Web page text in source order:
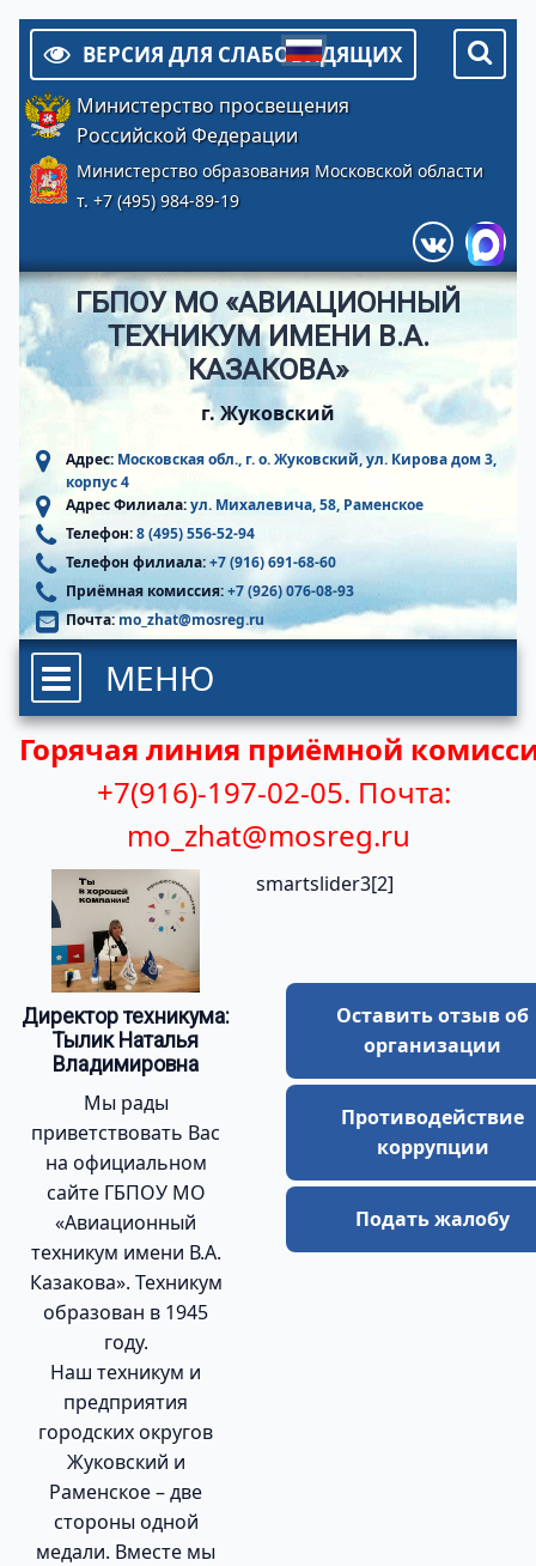
ВЕРСИЯ ДЛЯ СЛАБОВИДЯЩИХ
Министерство просвещения
Российской Федерации
Министерство образования Московской области
т. +7 (495) 984-89-19
ГБПОУ МО «АВИАЦИОННЫЙ
ТЕХНИКУМ ИМЕНИ В.А.
КАЗАКОВА»
г. Жуковский
Адрес: Московская обл., г. о. Жуковский, ул. Кирова дом 3,
корпус 4
Адрес Филиала:ул. Михалевича, 58, Раменское
Телефон:8 (495) 556-52-94
Телефон филиала:+7 (916) 691-68-60
Приёмная комиссия:+7 (926) 076-08-93
Почта:mo_zhat@mosreg.ru
МЕНЮ
Горячая линия приёмной
+7(916)-197-02-05. Почта:
mo_zhat@mosreg.ru
Директор техникума:
Тылик Наталья
Владимировна
Мы рады
приветствовать Вас
на официальном
сайте ГБПОУ МО
«Авиационный
техникум имени В.А.
Казакова». Техникум
образован в 1945
году.
Наш техникум и
предприятия
городских округов
Жуковский и
Раменское – две
стороны одной
медали. Вместе мы
smartslider3[2]
Оставить отзыв об
организации
Противодействие
коррупции
Подать жалобу